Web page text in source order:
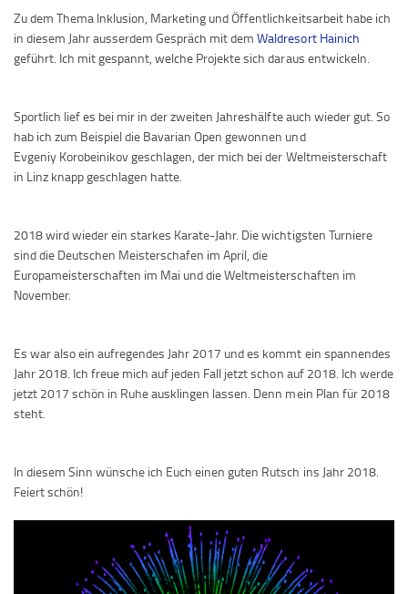
Zu dem Thema Inklusion, Marketing und Öffentlichkeitsarbeit habe ich
in diesem Jahr ausserdem Gespräch mit demWaldresort Hainich
geführt. Ich mit gespannt, welche Projekte sich daraus entwickeln.
Sportlich lief es bei mir in der zweiten Jahreshälfte auch wieder gut. So
hab ich zum Beispiel die Bavarian Open gewonnen und
Evgeniy Korobeinikov geschlagen, der mich bei der Weltmeisterschaft
in Linz knapp geschlagen hatte.
2018 wird wieder ein starkes Karate-Jahr. Die wichtigsten Turniere
sind die Deutschen Meisterschafen im April, die
Europameisterschaften im Mai und die Weltmeisterschaften im
November.
Es war also ein aufregendes Jahr 2017 und es kommt ein spannendes
Jahr 2018. Ich freue mich auf jeden Fall jetzt schon auf 2018. Ich werde
jetzt 2017 schön in Ruhe ausklingen lassen. Denn mein Plan für 2018
steht.
In diesem Sinn wünsche ich Euch einen guten Rutsch ins Jahr 2018.
Feiert schön!